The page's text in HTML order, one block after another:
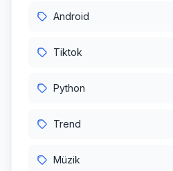
Android
Tiktok
Python
Trend
Müzik